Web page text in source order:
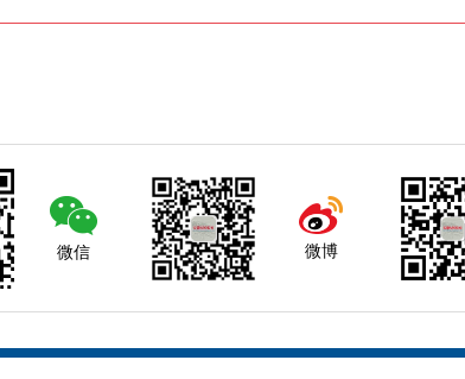
微信 微博